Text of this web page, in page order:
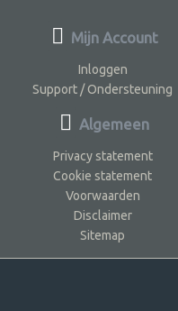
Mijn Account
Inloggen
Support / Ondersteuning
Algemeen
Privacy statement
Cookie statement
Voorwaarden
Disclaimer
Sitemap